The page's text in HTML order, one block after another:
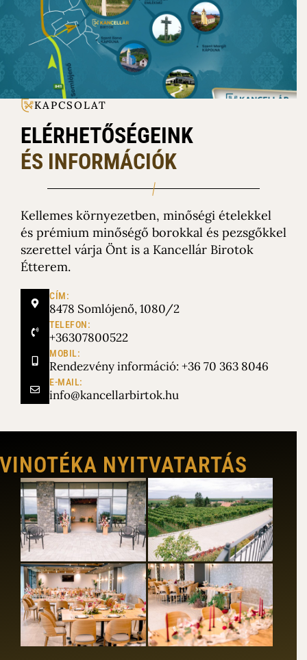
KAPCSOLAT
ELÉRHETŐSÉGEINK
ÉS INFORMÁCIÓK
Kellemes környezetben, minőségi ételekkel
és prémium minőségő borokkal és pezsgőkkel
szerettel várja Önt is a Kancellár Birotok
Étterem.
CÍM:
8478 Somlójenő, 1080/2
TELEFON:
+36307800522
MOBIL:
Rendezvény információ: +36 70 363 8046
E-MAIL:
info@kancellarbirtok.hu
VINOTÉKA NYITVATARTÁS